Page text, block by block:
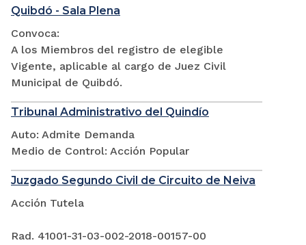
Quibdó - Sala Plena
Convoca:
A los Miembros del registro de elegible
Vigente, aplicable al cargo de Juez Civil
Municipal de Quibdó.
Tribunal Administrativo del Quindío
Auto: Admite Demanda
Medio de Control: Acción Popular
Juzgado Segundo Civil de Circuito de Neiva
Acción Tutela
Rad. 41001-31-03-002-2018-00157-00